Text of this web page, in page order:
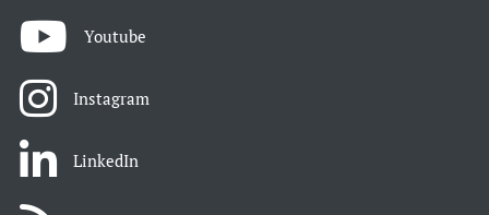
Youtube
Instagram
LinkedIn